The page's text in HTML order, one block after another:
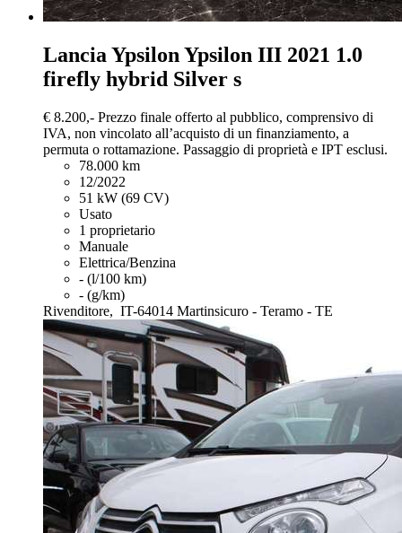
Lancia YpsilonYpsilon III 2021 1.0
firefly hybrid Silver s
€ 8.200,- Prezzo finale offerto al pubblico, comprensivo di
IVA, non vincolato all’acquisto di un finanziamento, a
permuta o rottamazione. Passaggio di proprietà e IPT esclusi.
78.000 km
12/2022
51 kW (69 CV)
Usato
1 proprietario
Manuale
Elettrica/Benzina
- (l/100 km)
- (g/km)
Rivenditore, IT-64014 Martinsicuro - Teramo - TE